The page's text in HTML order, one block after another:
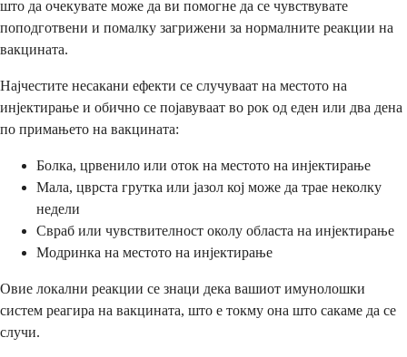
што да очекувате може да ви помогне да се чувствувате
поподготвени и помалку загрижени за нормалните реакции на
вакцината.
Најчестите несакани ефекти се случуваат на местото на
инјектирање и обично се појавуваат во рок од еден или два дена
по примањето на вакцината:
Болка, црвенило или оток на местото на инјектирање
Мала, цврста грутка или јазол кој може да трае неколку
недели
Свраб или чувствителност околу областа на инјектирање
Модринка на местото на инјектирање
Овие локални реакции се знаци дека вашиот имунолошки
систем реагира на вакцината, што е токму она што сакаме да се
случи.